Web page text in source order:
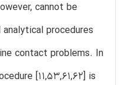
cannot be
procedures
contact problems. In
[11,53,61,62] is